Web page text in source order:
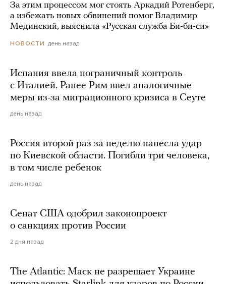
За этим процессом мог стоять Аркадий Ротенберг,
а избежать новых обвинений помог Владимир
Мединский, выяснила «Русская служба Би-би-си»
НОВОСТИ день назад
Испания ввела пограничный контроль
с Италией. Ранее Рим ввел аналогичные
меры из-за миграционного кризиса в Сеуте
день назад
Россия второй раз за неделю нанесла удар
по Киевской области. Погибли три человека,
в том числе ребенок
день назад
Сенат США одобрил законопроект
о санкциях против России
2 дня назад
The Atlantic: Маск не разрешает Украине